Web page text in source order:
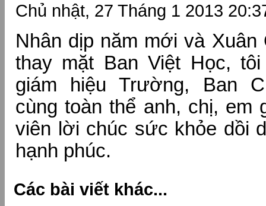
Chủ nhật, 27 Tháng 1 2013
Nhân dịp năm mới và Xuân
thay mặt Ban Việt Học,
giám hiệu Trường, Ban
cùng toàn thể anh, chị, em
viên lời chúc sức khỏe dồi
hạnh phúc.
Các bài viết khác...